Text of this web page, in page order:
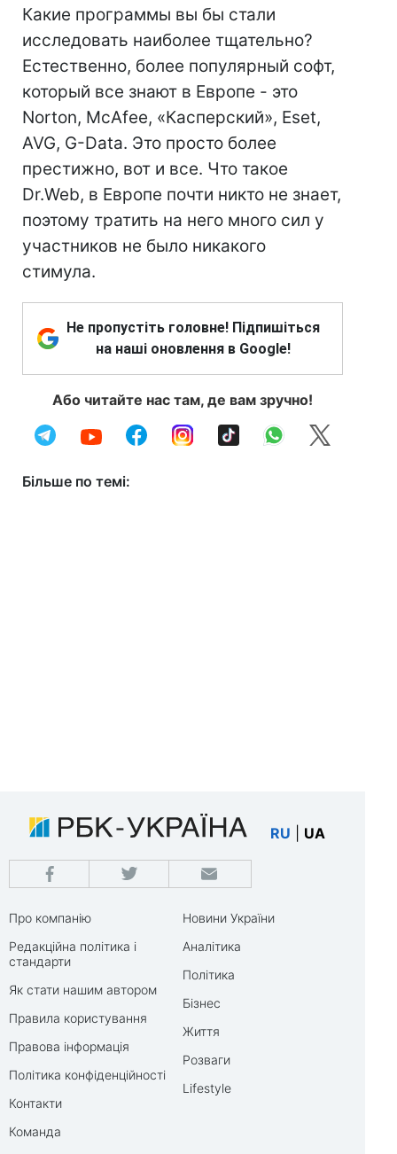
Какие программы вы бы стали
исследовать наиболее тщательно?
Естественно, более популярный софт,
который все знают в Европе - это
Norton, McAfee, «Касперский», Eset,
AVG, G-Data. Это просто более
престижно, вот и все. Что такое
Dr.Web, в Европе почти никто не знает,
поэтому тратить на него много сил у
участников не было никакого
стимула.
Не пропустіть головне! Підпишіться
на наші оновлення в Google!
Або читайте нас там, де вам зручно!
Більше по темі:
RU UA
Про компанію
Редакційна політика і
стандарти
Як стати нашим автором
Правила користування
Правова інформація
Політика конфіденційності
Контакти
Команда
Новини України
Аналітика
Політика
Бізнес
Життя
Розваги
Lifestyle